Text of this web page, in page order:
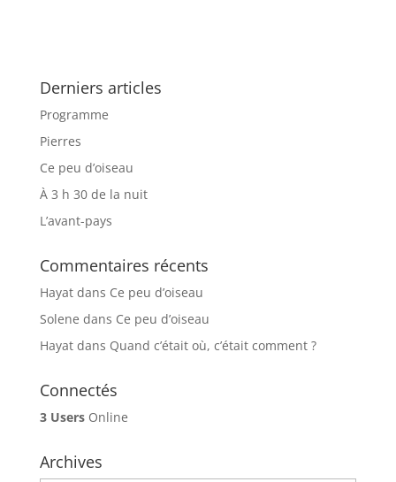
Derniers articles
Programme
Pierres
Ce peu d’oiseau
À 3 h 30 de la nuit
L’avant-pays
Commentaires récents
Hayatdans Ce peu d’oiseau
Solene dans Ce peu d’oiseau
Hayatdans Quand c’était où, c’était comment ?
Connectés
3 UsersOnline
Archives